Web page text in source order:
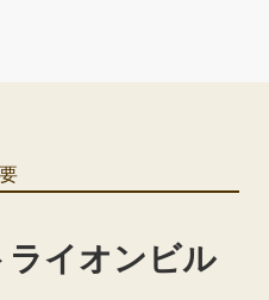
ライオンビル